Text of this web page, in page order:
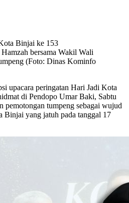
bersama Wakil Wali
(Foto: Dinas Kominfo
upacara peringatan Hari Jadi Kota
di Pendopo Umar Baki, Sabtu
pemotongan tumpeng sebagai wujud
Binjai yang jatuh pada tanggal 17